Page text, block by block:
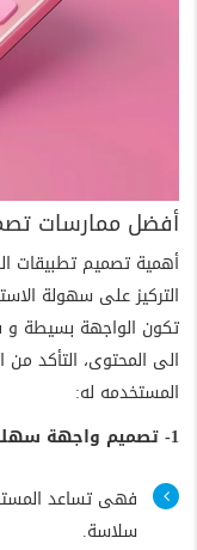
أفضل ممارسات
أهمية تصميم تطبيقات
التركيز على سهولة
تكون الواجهة بسيطة
الى المحتوى، التأكد
المستخدمه له:
1- تصميم واجهة سهلة الاستخدام
فهى تساعد
سلاسة.